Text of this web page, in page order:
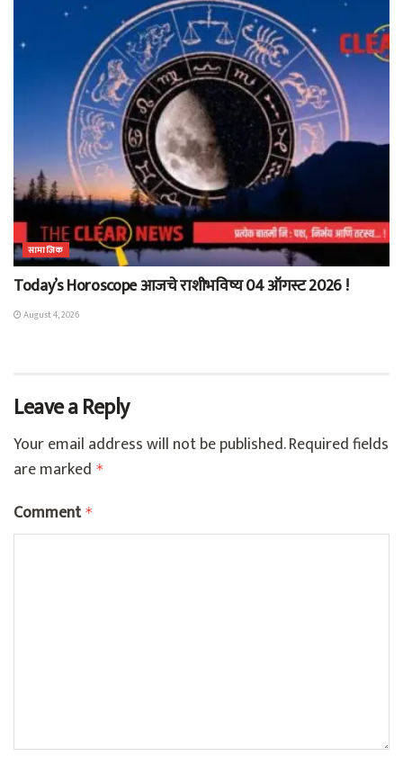
सामाजिक
Today’s Horoscope आजचे राशीभविष्य 04 ऑगस्ट 2026 !
August 4, 2026
Leave a Reply
Your email address will not be published.Required fields
are marked *
Comment *